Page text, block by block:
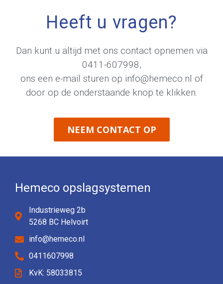
Heeft u vragen?
Dan kunt u altijd met ons contact opnemen via
0411-607998,
ons een e-mail sturen op info@hemeco.nl of
door op de onderstaande knop te klikken.
NEEM CONTACT OP
Hemeco opslagsystemen
Industrieweg 2b
5268 BC Helvoirt
info@hemeco.nl
0411607998
KvK: 58033815